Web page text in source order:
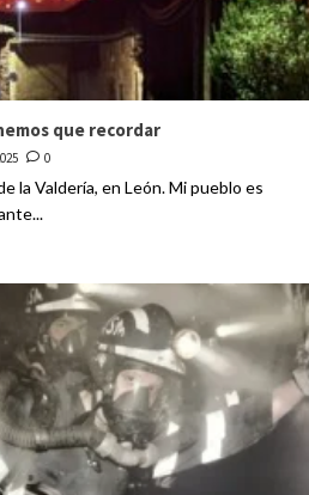
que recordar
0
la Valdería, en León. Mi pueblo es